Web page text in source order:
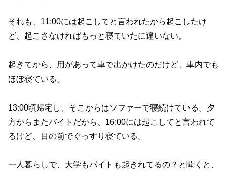
それも、11:00には起こしてと言われたから起こしたけ
ど、起こさなければもっと寝ていたに違いない。
起きてから、用があって車で出かけたのだけど、車内でも
ほぼ寝ている。
13:00頃帰宅し、そこからはソファーで寝続けている。夕
方からまたバイトだから、16:00には起こしてと言われて
るけど、目の前でぐっすり寝ている。
一人暮らしで、大学もバイトも起きれてるの？と聞くと、